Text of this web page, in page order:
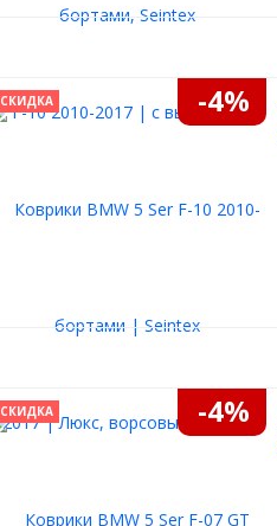
СКИДКА -4%
СКИДКА -4%